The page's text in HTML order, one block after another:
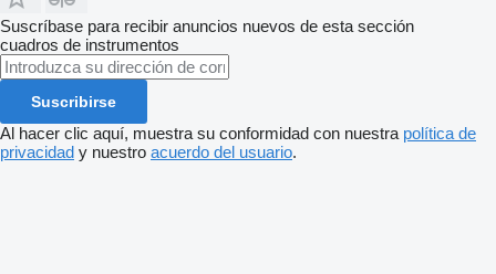
Suscríbase para recibir anuncios nuevos de esta sección
cuadros de instrumentos
Suscribirse
Al hacer clic aquí, muestra su conformidad con nuestra política de
privacidad y nuestro acuerdo del usuario.